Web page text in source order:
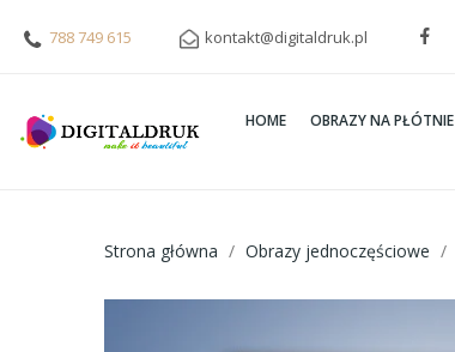
788 749 615 kontakt@digitaldruk.pl
HOME OBRAZY NA PŁÓTNIE
Strona główna Obrazy jednoczęściowe